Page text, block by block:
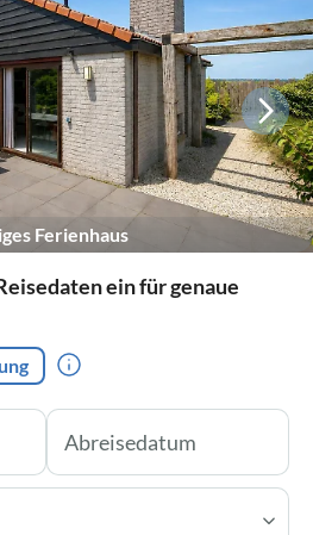
Ferienhaus
ein für genaue